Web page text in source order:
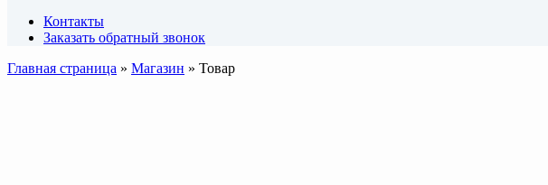
Контакты
Заказать обратный звонок
Главная страница » Магазин » Товар